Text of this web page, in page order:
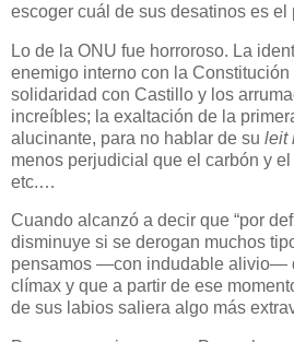
escoger cuál de sus desatinos es el
Lo de la ONU fue horroroso. La
enemigo interno con la Constitución
solidaridad con Castillo y los
increíbles; la exaltación de la
alucinante, para no hablar de su leit
menos perjudicial que el carbón y
etc.…
Cuando alcanzó a decir que “por
disminuye si se derogan muchos
pensamos —con indudable alivio—
clímax y que a partir de ese
de sus labios saliera algo más